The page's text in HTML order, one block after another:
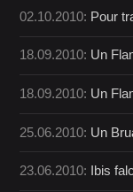
02.10.2010: Pour
18.09.2010: Un
18.09.2010: Un
25.06.2010: Un
23.06.2010: Ibis